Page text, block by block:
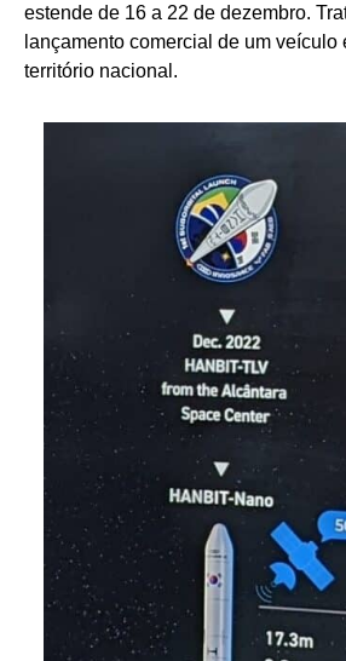
estende de 16 a 22 de dezembro.
lançamento comercial de um veículo
território nacional.